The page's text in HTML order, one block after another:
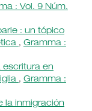
: Vol. 9 Núm.
: un tópico
, Gramma :
escritura en
, Gramma :
la inmigración